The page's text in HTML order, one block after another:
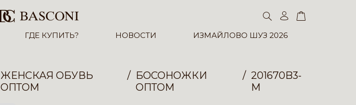
ГДЕ КУПИТЬ? НОВОСТИ ИЗМАЙЛОВО ШУЗ 2026
ЖЕНСКАЯ ОБУВЬ
ОПТОМ
БОСОНОЖКИ
ОПТОМ
201670B3-
M